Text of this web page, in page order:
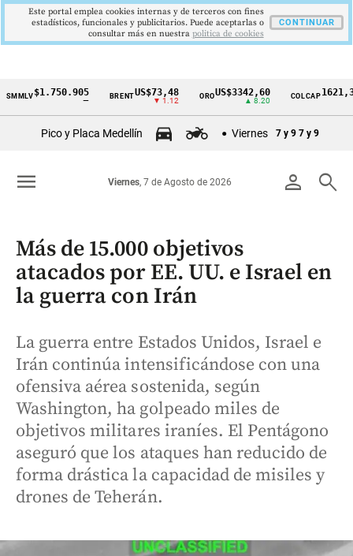
Cintillo
Colombia
$1.750.905 BRENTUS$73,48
▼ 1.12
ORO US$3342,60
▲ 8.20
COLCAP1621,34
Pico y Placa Medellín Viernes 7 y 9 7 y 9
person search
Viernes, 7 de Agosto de 2026
menu
Más de 15.000 objetivos
atacados por EE. UU. e Israel en
la guerra con Irán
La guerra entre Estados Unidos, Israel e
Irán continúa intensificándose con una
ofensiva aérea sostenida, según
Washington, ha golpeado miles de
objetivos militares iraníes. El Pentágono
aseguró que los ataques han reducido de
forma drástica la capacidad de misiles y
drones de Teherán.
Este portal emplea cookies internas y de terceros con fines
estadísticos, funcionales y publicitarios. Puede aceptarlas o
consultar más en nuestra politica de cookies
CONTINUAR